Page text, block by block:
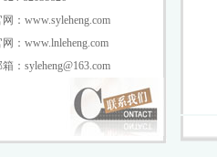
：www.syleheng.com
：www.lnleheng.com
：syleheng@163.com